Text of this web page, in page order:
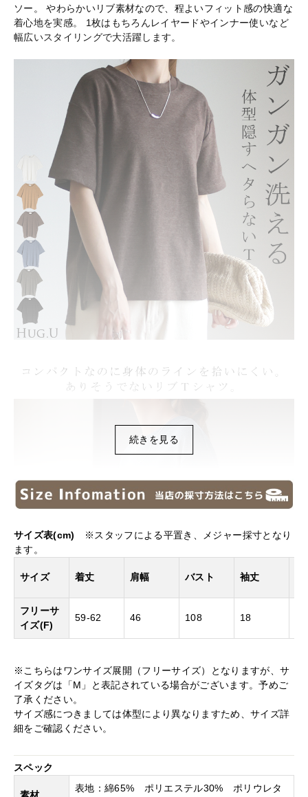
ソー。 やわらかいリブ素材なので、程よいフィット感の快適な
着心地を実感。 1枚はもちろんレイヤードやインナー使いなど
幅広いスタイリングで大活躍します。
続きを見る
サイズ表(cm)
※スタッフによる平置き、メジャー採寸となり
ます。
サイズ 着丈 肩幅 バスト 袖丈
フリーサ
イズ(F)
59-62 46 108 18
※こちらはワンサイズ展開（フリーサイズ）となりますが、サ
イズタグは「M」と表記されている場合がございます。予めご
了承ください。
サイズ感につきましては体型により異なりますため、サイズ詳
細をご確認ください。
スペック
表地：綿65% ポリエステル30% ポリウレタ